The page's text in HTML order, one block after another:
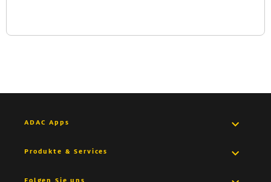
ADAC Apps
Pannenhilfe App
Produkte & Services
Versicherungen
Folgen Sie uns